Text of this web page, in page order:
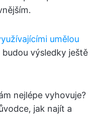
umělou
budou výsledky ještě
nejlépe vyhovuje?
jak najít a